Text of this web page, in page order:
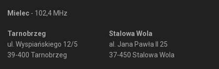
Mielec - 102,4 MHz
Tarnobrzeg
ul. Wyspiańskiego 12/5
39-400 Tarnobrzeg
Stalowa Wola
al. Jana Pawła II 25
37-450 Stalowa Wola